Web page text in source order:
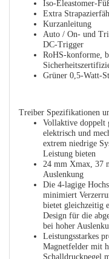
Iso-Eleastomer-
Extra
Kurzanleitung
Auto / On- und
DC-Trigger
RoHS-konforme,
Grüner 0,5-Watt-
Treiber Spezifikationen
Vollaktive doppelt
elektrisch und
extrem niedrige
Leistung bieten
24 mm Xmax, 37
Auslenkung
Die 4-lagige
minimiert
bietet gleichzeitig
Design für die
bei hoher
Leistungsstarkes
Magnetfelder mit
Schalldruckpegel